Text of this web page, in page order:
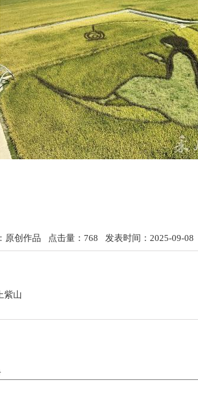
原创作品 点击量：768 发表时间：2025-09-08
紫山